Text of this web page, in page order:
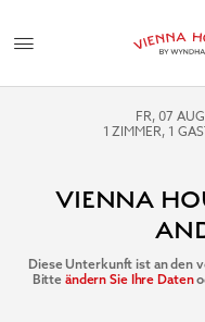
FR, 07
1 ZIMMER, 1
VIENNA
Diese Unterkunft ist an den
Bitte ändern Sie Ihre Daten